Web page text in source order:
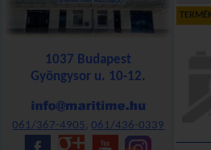
1037 Budapest
Gyöngysor u. 10-12.
061/367-4905,061/436-0339